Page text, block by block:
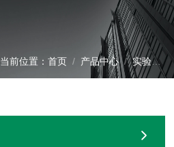
当前位置：首页 / 产品中心/实验室设备